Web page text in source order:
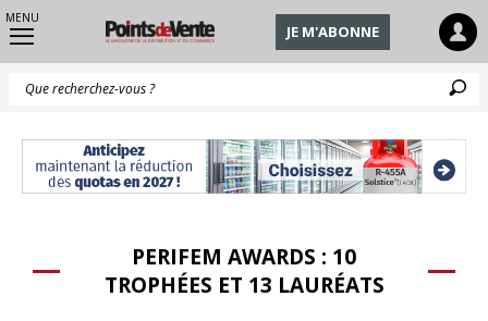
MENU
JE M'ABONNE
PERIFEM AWARDS : 10
TROPHÉES ET 13 LAURÉATS